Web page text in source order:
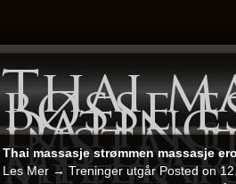
Thai
bøsse
dating
Thai massasje strømmen massasje
Les Mer → Treninger utgår Posted on